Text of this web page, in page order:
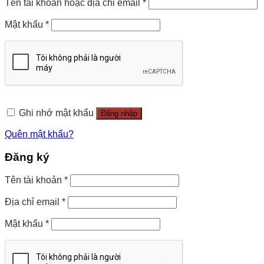
Tên tài khoản hoặc địa chỉ email *
Mật khẩu *
Ghi nhớ mật khẩu Đăng nhập
Quên mật khẩu?
Đăng ký
Tên tài khoản *
Địa chỉ email *
Mật khẩu *